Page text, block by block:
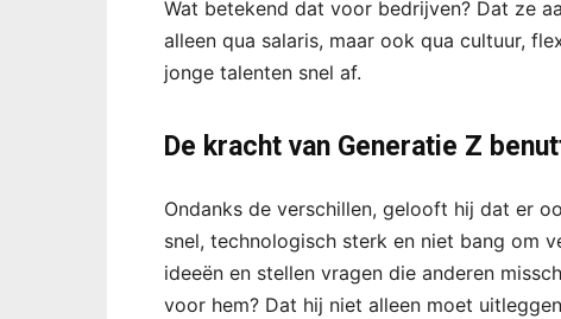
Wat betekend dat voor bedrijven? Dat ze
alleen qua salaris, maar ook qua cultuur,
jonge talenten snel af.
De kracht van Generatie Z
Ondanks de verschillen, gelooft hij dat er
snel, technologisch sterk en niet bang om
ideeën en stellen vragen die anderen
voor hem? Dat hij niet alleen moet